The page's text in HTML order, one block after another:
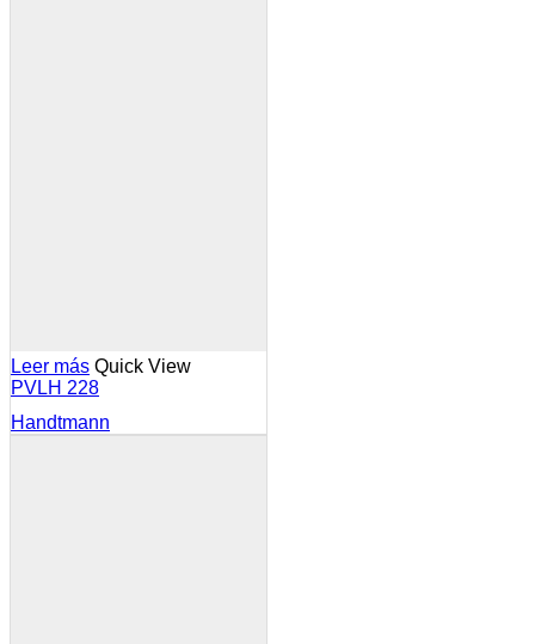
Leer más Quick View
PVLH 228
Handtmann